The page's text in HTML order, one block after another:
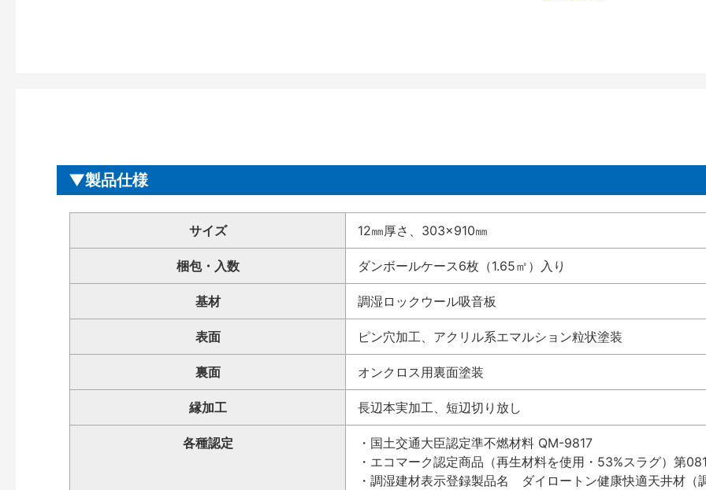
製品仕様
サイズ 12㎜厚さ、303×910㎜
梱包・入数 ダンボールケース6枚（1.65㎡）入り
基材 調湿ロックウール吸音板
表面 ピン穴加工、アクリル系エマルション粒状塗装
裏面 オンクロス用裏面塗装
縁加工 長辺本実加工、短辺切り放し
各種認定
・国土交通大臣認定準不燃材料 QM-9817
・エコマーク認定商品（再生材料を使用・53%スラグ）第
・調湿建材表示登録製品名 ダイロートン健康快適天井材（